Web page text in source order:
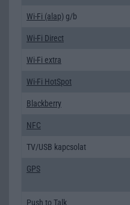
Wi-Fi (alap) g/b
Wi-Fi Direct
Wi-Fi extra
Wi-Fi HotSpot
Blackberry
NFC
TV/USB kapcsolat
GPS
Push to Talk